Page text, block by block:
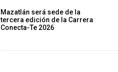
Mazatlán será sede de la
tercera edición de la Carrera
Conecta-Te 2026